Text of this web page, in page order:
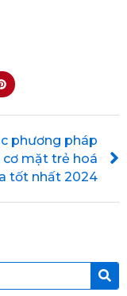
phương pháp
cơ mặt trẻ hoá
tốt nhất 2024
Tìm